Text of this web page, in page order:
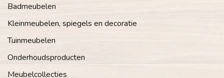
Badmeubelen
Kleinmeubelen, spiegels en decoratie
Tuinmeubelen
Onderhoudsproducten
Meubelcollecties